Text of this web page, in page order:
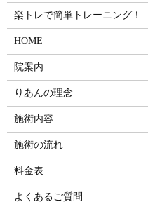
楽トレで簡単トレーニング！
HOME
院案内
りあんの理念
施術内容
施術の流れ
料金表
よくあるご質問